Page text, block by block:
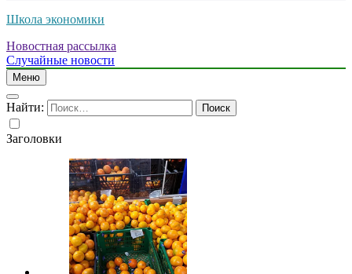
Школа экономики
Новостная рассылка
Случайные новости
Меню
Найти:
Заголовки